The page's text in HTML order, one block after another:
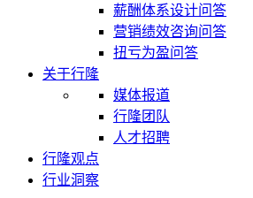
薪酬体系设计问答
营销绩效咨询问答
扭亏为盈问答
关于行隆
媒体报道
行隆团队
人才招聘
行隆观点
行业洞察